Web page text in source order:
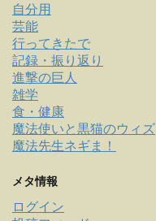
自分用
芸能
行ってきたで
記録・振り返り
進撃の巨人
雑学
食・健康
魔法使いと黒猫のウィズ
魔法先生ネギま！
メタ情報
ログイン